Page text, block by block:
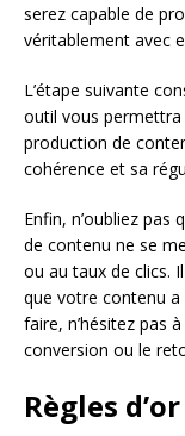
serez capable de
véritablement avec
L’étape suivante
outil vous permettra
production de
cohérence et sa
Enfin, n’oubliez pas
de contenu ne se
ou au taux de clics.
que votre contenu
faire, n’hésitez pas
conversion ou le
Règles